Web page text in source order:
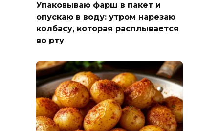
Упаковываю фарш в пакет и
опускаю в воду: утром нарезаю
колбасу, которая расплывается
во рту